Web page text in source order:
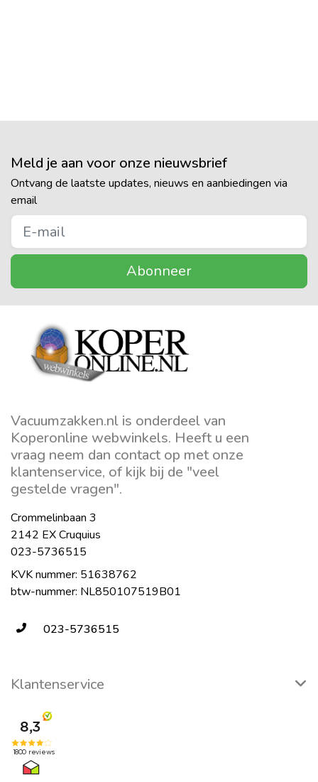
Meld je aan voor onze nieuwsbrief
Ontvang de laatste updates, nieuws en aanbiedingen via
email
Abonneer
Vacuumzakken.nl is onderdeel van
Koperonline webwinkels. Heeft u een
vraag neem dan contact op met onze
klantenservice, of kijk bij de "veel
gestelde vragen".
Crommelinbaan 3
2142 EX Cruquius
023-5736515
KVK nummer: 51638762
btw-nummer: NL850107519B01
023-5736515
Klantenservice